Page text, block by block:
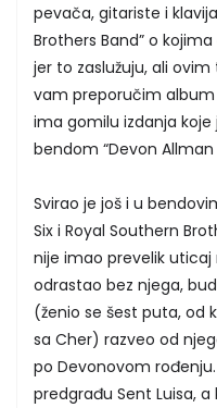
pevača, gitariste i
Brothers Band” o
jer to zaslužuju, ali
vam preporučim album
ima gomilu izdanja koje
bendom “Devon Allman
Svirao je još i u
Six i Royal Southern
nije imao prevelik uticaj
odrastao bez njega,
(ženio se šest puta, od
sa Cher) razveo od
po Devonovom
predgrađu Sent Luisa,